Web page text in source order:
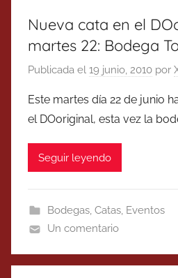
Nueva cata en el
martes 22: Bodega
Publicada el 19 junio, 2010 por
Este martes día 22 de junio
el DOoriginal, esta vez la
Seguir leyendo
Bodegas, Catas, Eventos
Un comentario